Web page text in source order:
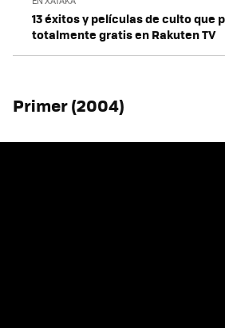
13 éxitos y películas de culto que
totalmente gratis en Rakuten TV
Primer (2004)